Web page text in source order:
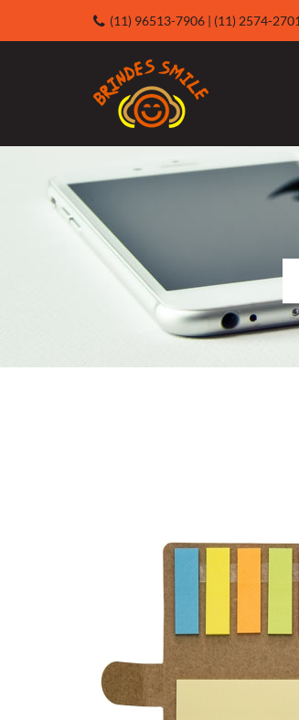
(11) 96513-7906 | (11) 2574-